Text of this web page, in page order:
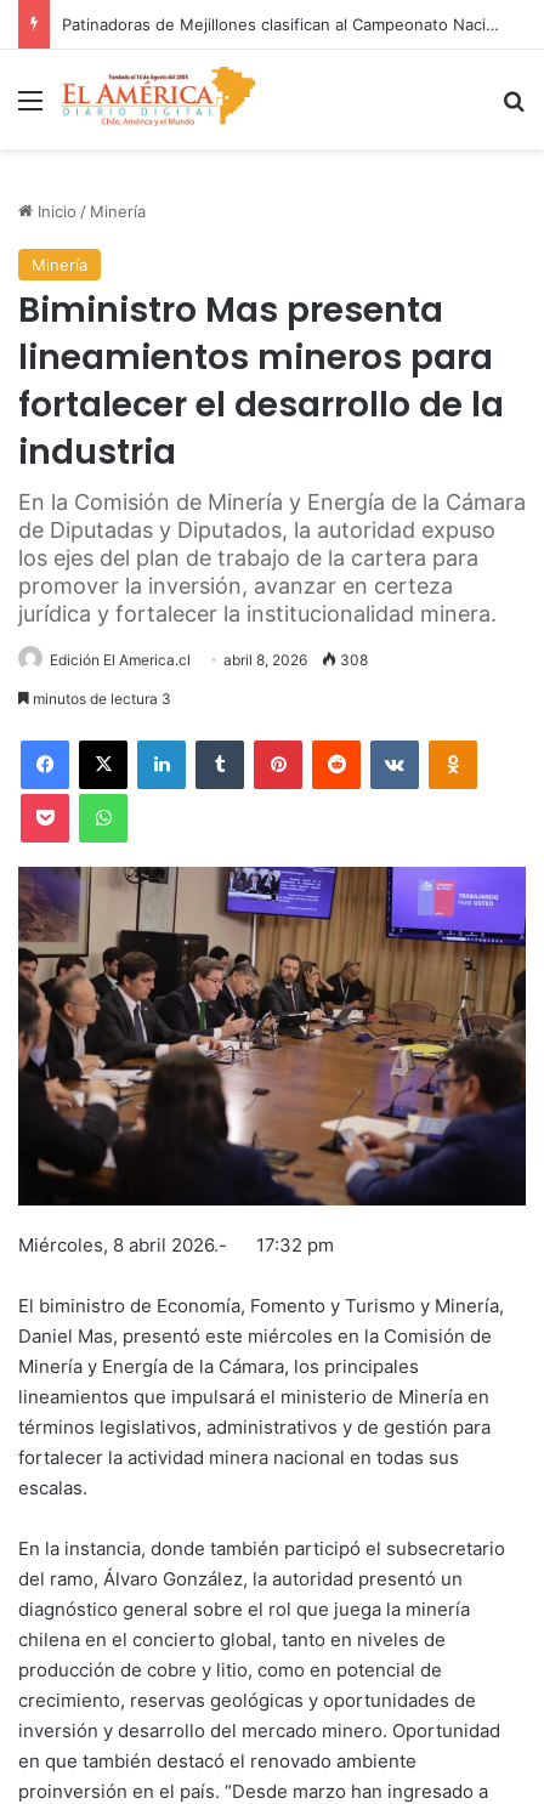
FOSIS garantiza suministro de agua durante cortes de energía a más de 900 vecinos de Antofagasta
Menú
Inicio / Minería
Minería
Biministro Mas presenta
lineamientos mineros para
fortalecer el desarrollo de la
industria
En la Comisión de Minería y Energía de la Cámara
de Diputadas y Diputados, la autoridad expuso
los ejes del plan de trabajo de la cartera para
promover la inversión, avanzar en certeza
jurídica y fortalecer la institucionalidad minera.
Edición El America.cl abril 8, 2026 308
minutos de lectura 3
Facebook
X LinkedInTumblr PinterestReddit VKontakte
Pocket WhatsApp
Miércoles, 8 abril 2026.- 17:32 pm
El biministro de Economía, Fomento y Turismo y Minería,
Daniel Mas, presentó este miércoles en la Comisión de
Minería y Energía de la Cámara, los principales
lineamientos que impulsará el ministerio de Minería en
términos legislativos, administrativos y de gestión para
fortalecer la actividad minera nacional en todas sus
escalas.
En la instancia, donde también participó el subsecretario
del ramo, Álvaro González, la autoridad presentó un
diagnóstico general sobre el rol que juega la minería
chilena en el concierto global, tanto en niveles de
producción de cobre y litio, como en potencial de
crecimiento, reservas geológicas y oportunidades de
inversión y desarrollo del mercado minero. Oportunidad
en que también destacó el renovado ambiente
proinversión en el país. “Desde marzo han ingresado a